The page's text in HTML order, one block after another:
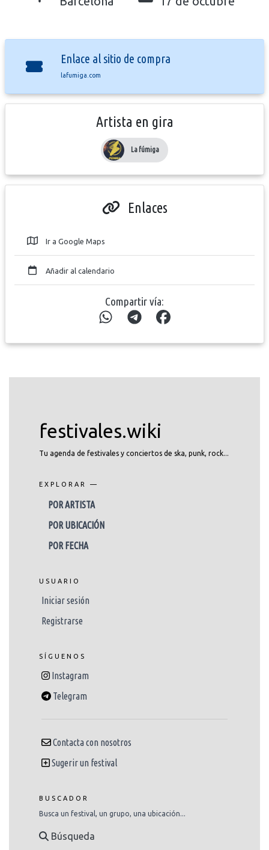
Enlace al sitio de compra
lafumiga.com
Artista en gira
La fúmiga
Enlaces
Ir a Google Maps
Añadir al calendario
Compartir vía:
festivales.wiki
Tu agenda de festivales y conciertos de ska, punk, rock...
EXPLORAR —
POR ARTISTA
POR UBICACIÓN
POR FECHA
USUARIO
Iniciar sesión
Registrarse
SÍGUENOS
Instagram
Telegram
Contacta con nosotros
Sugerir un festival
BUSCADOR
Busca un festival, un grupo, una ubicación...
Búsqueda